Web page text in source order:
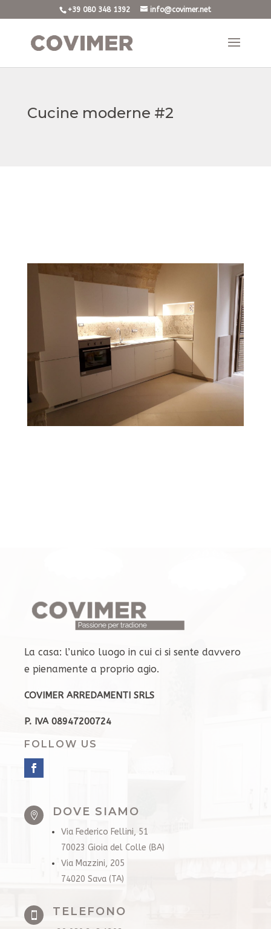
+39 080 348 1392 info@covimer.net
Cucine moderne #2
La casa: l’unico luogo in cui ci si sente davvero
e pienamente a proprio agio.
COVIMER ARREDAMENTI SRLS
P. IVA 08947200724
FOLLOW US
 DOVE SIAMO
Via Federico Fellini, 51
70023 Gioia del Colle (BA)
Via Mazzini, 205
74020 Sava (TA)
 TELEFONO